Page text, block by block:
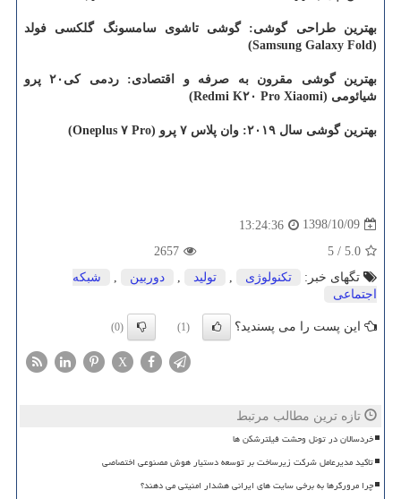
بهترین طراحی گوشی: گوشی تاشوی سامسونگ گلكسی فولد
(Samsung Galaxy Fold)
بهترین گوشی مقرون به صرفه و اقتصادی: ردمی كی۲۰ پرو
شیائومی (Redmi K۲۰ Pro Xiaomi)
بهترین گوشی سال ۲۰۱۹: وان پلاس ۷ پرو (Oneplus ۷ Pro)
1398/10/09
13:24:36
5.0
/
5
2657
تگهای خبر:
تكنولوژی تولید دوربین
شبكه
اجتماعی
این پست را می پسندید؟ (1)
(0)
X
تازه ترین مطالب مرتبط
خردسالان در تونل وحشت فیلترشکن ها
تاکید مدیرعامل شرکت زیرساخت بر توسعه دستیار هوش مصنوعی اختصاصی
چرا مرورگرها به برخی سایت های ایرانی هشدار امنیتی می دهند؟